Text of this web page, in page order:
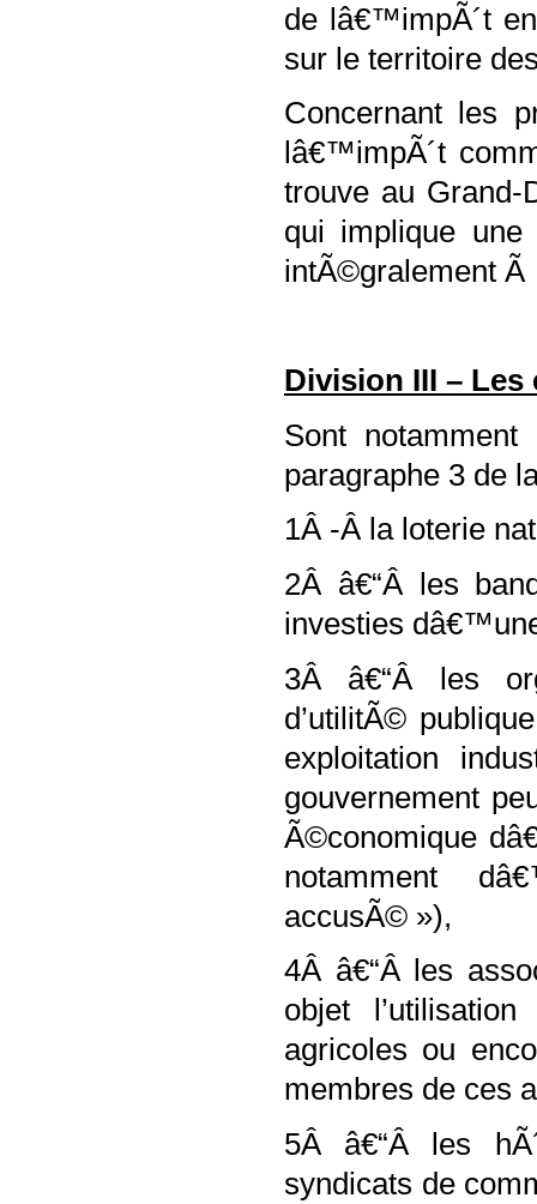
de lâ€™impÃ´t
sur le territoire
Concernant les
lâ€™impÃ´t
trouve au
qui implique
intÃ©gralement
Division III –
Sont
paragraphe 3 de
1Â -Â la loterie
2Â â€“Â les
investies
3Â â€“Â les
d’utilitÃ©
exploitation
gouvernement
Ã©conomique
notamment
accusÃ© »),
4Â â€“Â les
objet
agricoles ou
membres de ces
5Â â€“Â les
syndicats de